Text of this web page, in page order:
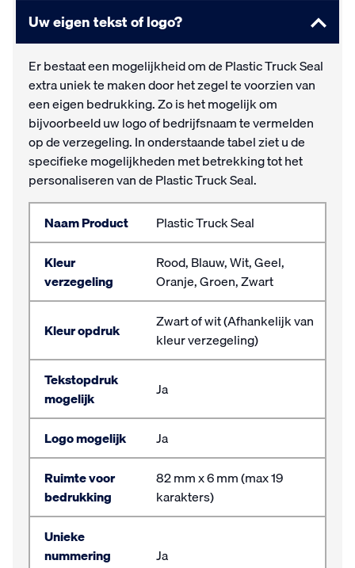
Uw eigen tekst of logo?
Er bestaat een mogelijkheid om de Plastic Truck Seal
extra uniek te maken door het zegel te voorzien van
een eigen bedrukking. Zo is het mogelijk om
bijvoorbeeld uw logo of bedrijfsnaam te vermelden
op de verzegeling. In onderstaande tabel ziet u de
specifieke mogelijkheden met betrekking tot het
personaliseren van de Plastic Truck Seal.
Naam Product
Plastic Truck Seal
Kleur
verzegeling
Rood, Blauw, Wit, Geel,
Oranje, Groen, Zwart
Kleur opdruk
Zwart of wit (Afhankelijk van
kleur verzegeling)
Tekstopdruk
mogelijk
Ja
Logo mogelijk
Ja
Ruimte voor
bedrukking
82 mm x 6 mm (max 19
karakters)
Unieke
nummering
Ja